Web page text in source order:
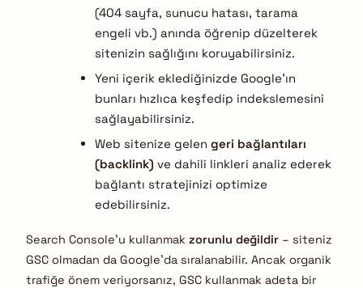
(404 sayfa, sunucu hatası, tarama
engeli vb.) anında öğrenip düzelterek
sitenizin sağlığını koruyabilirsiniz.
Yeni içerik eklediğinizde Google’ın
bunları hızlıca keşfedip indekslemesini
sağlayabilirsiniz.
Web sitenize gelen geri bağlantıları
(backlink) ve dahili linkleri analiz ederek
bağlantı stratejinizi optimize
edebilirsiniz.
Search Console’u kullanmak zorunlu değildir – siteniz
GSC olmadan da Google’da sıralanabilir. Ancak organik
trafiğe önem veriyorsanız, GSC kullanmak adeta bir